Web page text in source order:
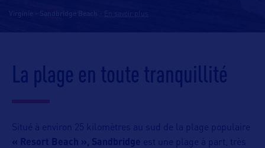
La plage en toute tranquillité
Situé à environ 25 kilomètres au sud de la plage populaire
« Resort Beach », Sandbridge est une plage à part, très